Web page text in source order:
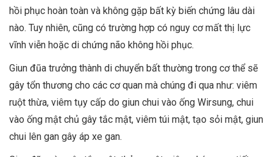
hồi phục hoàn toàn và không gặp bất kỳ biến chứng lâu dài
nào. Tuy nhiên, cũng có trường hợp có nguy cơ mất thị lực
vĩnh viễn hoặc di chứng não không hồi phục.
Giun đũa trưởng thành di chuyển bất thường trong cơ thể sẽ
gây tổn thương cho các cơ quan mà chúng đi qua như: viêm
ruột thừa, viêm tụy cấp do giun chui vào ống Wirsung, chui
vào ống mật chủ gây tắc mật, viêm túi mật, tạo sỏi mật, giun
chui lên gan gây áp xe gan.